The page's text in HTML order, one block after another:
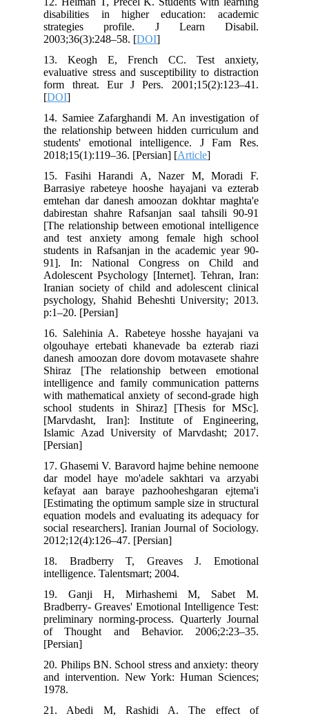
disabilities in higher education: academic
strategies profile. J Learn Disabil.
2003;36(3):248–58. [DOI
13. Keogh E, French CC. Test anxiety,
evaluative stress and susceptibility to distraction
form threat. Eur J Pers. 2001;15(2):123–41.
[DOI
14. Samiee Zafarghandi M. An investigation of
the relationship between hidden curriculum and
students' emotional intelligence. J Fam Res.
2018;15(1):119–36. [Persian] [Article
15. Fasihi Harandi A, Nazer M, Moradi F.
Barrasiye rabeteye hooshe hayajani va ezterab
emtehan dar danesh amoozan dokhtar maghta'e
dabirestan shahre Rafsanjan saal tahsili 90-91
[The relationship between emotional intelligence
and test anxiety among female high school
students in Rafsanjan in the academic year 90-
91]. In: National Congress on Child and
Adolescent Psychology [Internet]. Tehran, Iran:
Iranian society of child and adolescent clinical
psychology, Shahid Beheshti University; 2013.
p:1–20. [Persian]
16. Salehinia A. Rabeteye hosshe hayajani va
olgouhaye ertebati khanevade ba ezterab riazi
danesh amoozan dore dovom motavasete shahre
Shiraz [The relationship between emotional
intelligence and family communication patterns
with mathematical anxiety of second-grade high
school students in Shiraz] [Thesis for MSc].
[Marvdasht, Iran]: Institute of Engineering,
Islamic Azad University of Marvdasht; 2017.
[Persian]
17. Ghasemi V. Baravord hajme behine nemoone
dar model haye mo'adele sakhtari va arzyabi
kefayat aan baraye pazhooheshgaran ejtema'i
[Estimating the optimum sample size in structural
equation models and evaluating its adequacy for
social researchers]. Iranian Journal of Sociology.
2012;12(4):126–47. [Persian]
18. Bradberry T, Greaves J. Emotional
intelligence. Talentsmart; 2004.
19. Ganji H, Mirhashemi M, Sabet M.
Bradberry- Greaves' Emotional Intelligence Test:
preliminary norming-process. Quarterly Journal
of Thought and Behavior. 2006;2:23–35.
[Persian]
20. Philips BN. School stress and anxiety: theory
and intervention. New York: Human Sciences;
1978.
21. Abedi M, Rashidi A. The effect of